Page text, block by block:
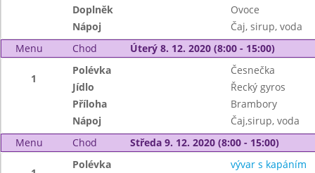
Doplněk
Ovoce
Nápoj
Čaj, sirup, voda
Menu
Chod Úterý 8. 12. 2020 (8:00 - 15:00)
1
Polévka
Česnečka
Jídlo
Řecký gyros
Příloha
Brambory
Nápoj
Čaj,sirup, voda
Menu
Chod Středa 9. 12. 2020 (8:00 - 15:00)
Polévka
vývar s kapáním